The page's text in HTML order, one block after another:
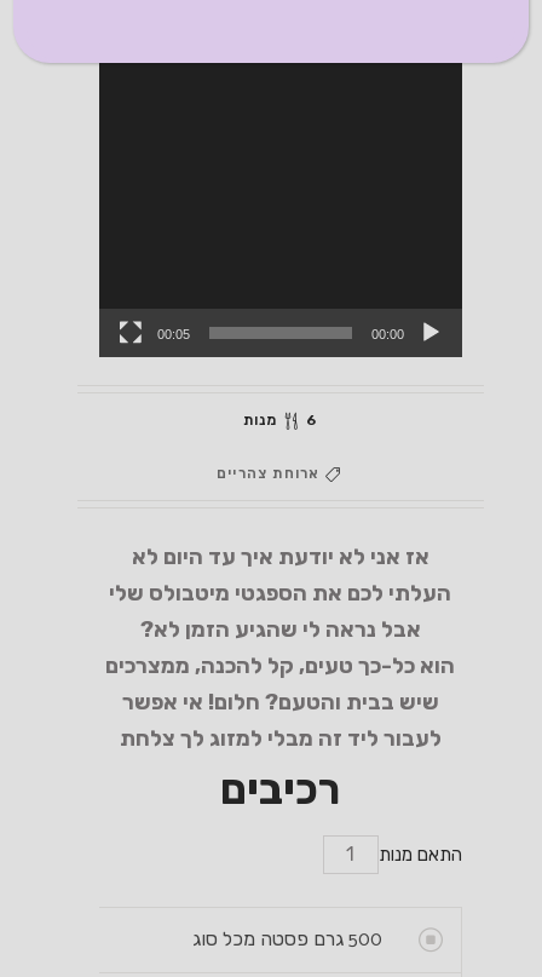
00:00
00:05
6 מנות
ארוחת צהריים
אז אני לא יודעת איך עד היום לא
העלתי לכם את הספגטי מיטבולס שלי
אבל נראה לי שהגיע הזמן לא?
הוא כל-כך טעים, קל להכנה, ממצרכים
שיש בבית והטעם? חלום! אי אפשר
לעבור ליד זה מבלי למזוג לך צלחת
רכיבים
התאם מנות
500 גרם פסטה מכל סוג